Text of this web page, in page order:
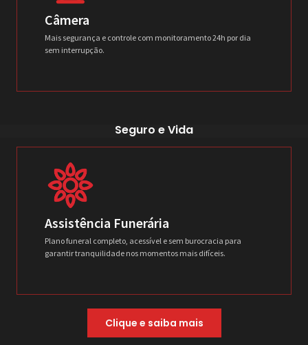
Câmera
Mais segurança e controle com monitoramento 24h por dia
sem interrupção.
Seguro e Vida
Assistência Funerária
Plano funeral completo, acessível e sem burocracia para
garantir tranquilidade nos momentos mais difíceis.
Clique e saiba mais